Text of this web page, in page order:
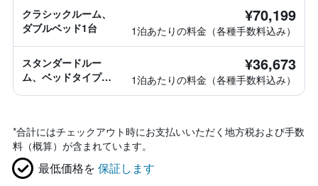
クラシックルーム、
ダブルベッド1台
¥70,199
1泊あたりの料金（各種手数料込み）
スタンダードルー
ム、ベッドタイプ情
¥36,673
1泊あたりの料金（各種手数料込み）
*合計にはチェックアウト時にお支払いいただく地方税および手数
料（概算）が含まれています。
最低価格を 保証します